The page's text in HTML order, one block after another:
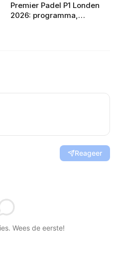
Premier Padel P1 Londen
2026: programma,
Reageer
Wees de eerste!